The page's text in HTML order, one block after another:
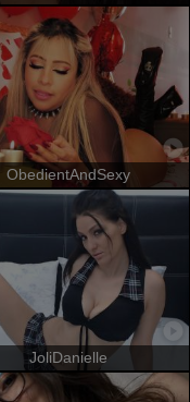
ObedientAndSexy
JoliDanielle